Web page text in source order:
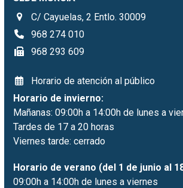
C/ Cayuelas, 2 Entlo. 30009
968 274 010
968 293 609
Horario de atención al público
Horario de invierno:
Mañanas: 09:00h a 14:00h de lunes a
Tardes de 17 a 20 horas
Viernes tarde: cerrado
Horario de verano (del 1 de junio al
09:00h a 14:00h de lunes a viernes